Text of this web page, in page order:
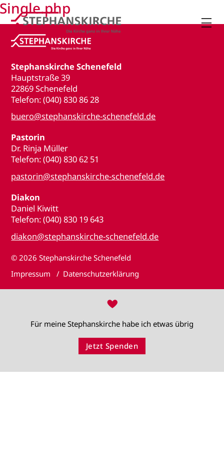

Stephanskirche Schenefeld
Hauptstraße 39
22869 Schenefeld
Telefon: (040) 830 86 28
buero@stephanskirche-schenefeld.de
Pastorin
Dr. Rinja Müller
Telefon: (040) 830 62 51
pastorin@stephanskirche-schenefeld.de
Diakon
Daniel Kiwitt
Telefon: (040) 830 19 643
diakon@stephanskirche-schenefeld.de
© 2026 Stephanskirche Schenefeld
Impressum
Datenschutzerklärung
♥
Für meine Stephanskirche habe ich etwas übrig
Jetzt Spenden